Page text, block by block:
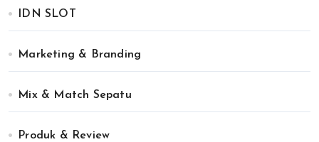
IDN SLOT
Marketing & Branding
Mix & Match Sepatu
Produk & Review